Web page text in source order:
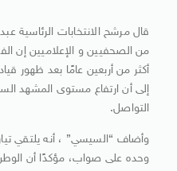
قال مرشح الانتخابات الرئاسية
من الصحفيين و الإعلاميين إن
أكثر من أربعين عامًا بعد ظهور
إلى أن ارتفاع مستوى المشهد
التواصل.
وأضاف “السيسي” ، أنه يلتقي
وحده على صواب، مؤكدًا أن